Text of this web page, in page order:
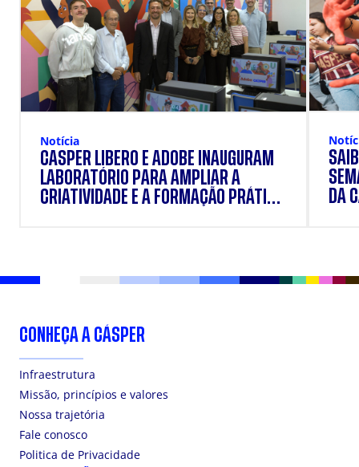
Notícia
CÁSPER LÍBERO E ADOBE INAUGURAM
LABORATÓRIO PARA AMPLIAR A
CRIATIVIDADE E A FORMAÇÃO PRÁTICA
DA
CONHEÇA A CÁSPER
Infraestrutura
Missão, princípios e valores
Nossa trajetória
Fale conosco
Politica de Privacidade